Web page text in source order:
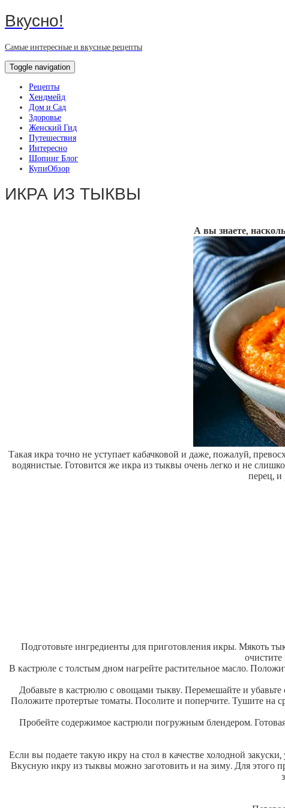
Вкусно!
Самые интересные и вкусные рецепты
Toggle navigation
Рецепты
Хендмейд
Дом и Сад
Здоровье
Женский Гид
Путешествия
Интересно
Шопинг Блог
КупиОбзор
ИКРА ИЗ ТЫКВЫ
А вы знаете,
Такая икра точно не уступает кабачковой и даже, пожалуй,
водянистые. Готовится же икра из тыквы очень легко и не
перец, и
Подготовьте ингредиенты для приготовления икры. Мякоть
В кастрюле с толстым дном нагрейте растительное масло.
Добавьте в кастрюлю с овощами тыкву. Перемешайте и
Положите протертые томаты. Посолите и поперчите. Тушите на
Пробейте содержимое кастрюли погружным блендером.
Если вы подаете такую икру на стол в качестве холодной
Вкусную икру из тыквы можно заготовить и на зиму. Для этого